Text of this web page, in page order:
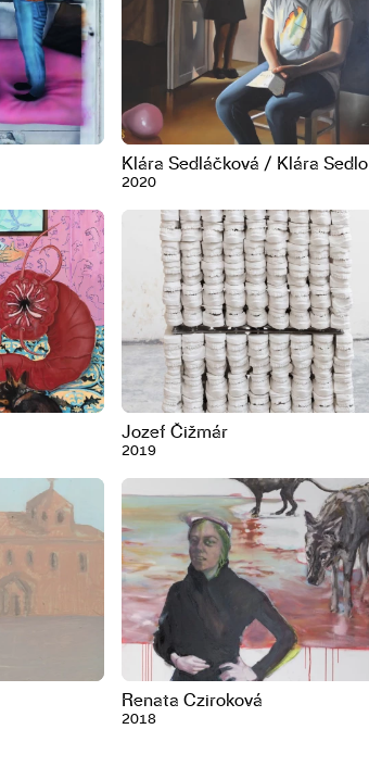
Klára Sedláčková / Klára Sedlo
2020
Jozef Čižmár
2019
Renata Cziroková
2018